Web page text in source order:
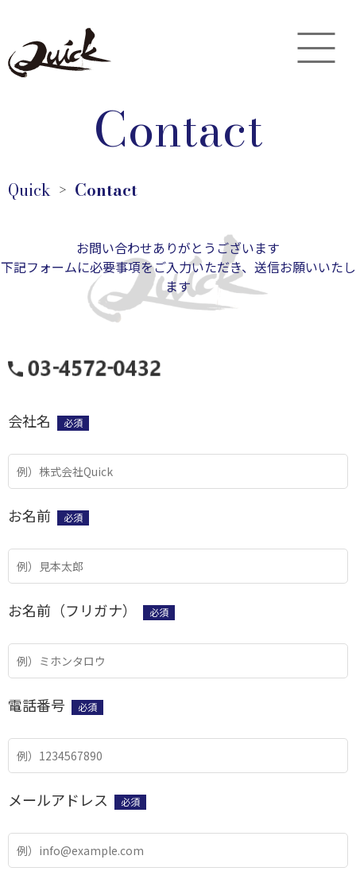
Contact
Quick ＞ Contact
お問い合わせありがとうございます
下記フォームに必要事項をご入力いただき、送信お願いいたし
ます
会社名 必須
お名前 必須
お名前（フリガナ） 必須
電話番号 必須
メールアドレス 必須